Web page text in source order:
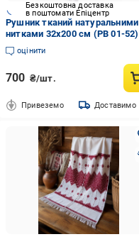
Безкоштовна доставка
в поштомати Епіцентр
Рушник тканий натуральними
нитками 32х200 см (РВ 01-52)
оцінити
700 ₴/шт.
Привеземо Доставимо